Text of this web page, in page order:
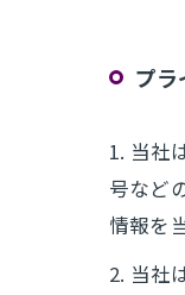
プラ
1. 当社
号など
情報を
2. 当社